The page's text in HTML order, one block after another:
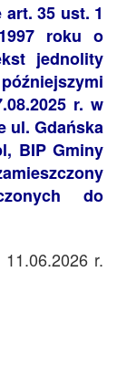
35 ust. 1
roku o
jednolity
r. w
ul. Gdańska
BIP Gminy
do
r.